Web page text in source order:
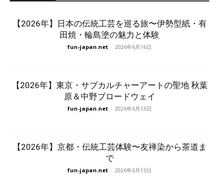
【2026年】日本の伝統工芸を巡る旅〜伊勢型紙・有
田焼・輪島塗の魅力と体験
fun-japan.net - 2026年6月16日
【2026年】東京・サブカルチャーアートの聖地 秋葉
原＆中野ブロードウェイ
fun-japan.net - 2026年6月13日
【2026年】京都・伝統工芸体験〜友禅染から茶道ま
で
fun-japan.net - 2026年6月13日